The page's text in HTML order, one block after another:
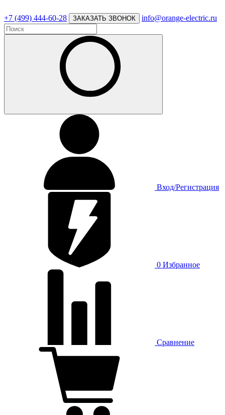
+7 (499) 444-60-28 ЗАКАЗАТЬ ЗВОНОК info@orange-electric.ru
Вход/Регистрация
0 Избранное
Сравнение